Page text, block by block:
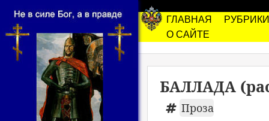
ГЛАВНАЯ
РУБРИКИ
О САЙТЕ
БАЛЛАДА
Проза